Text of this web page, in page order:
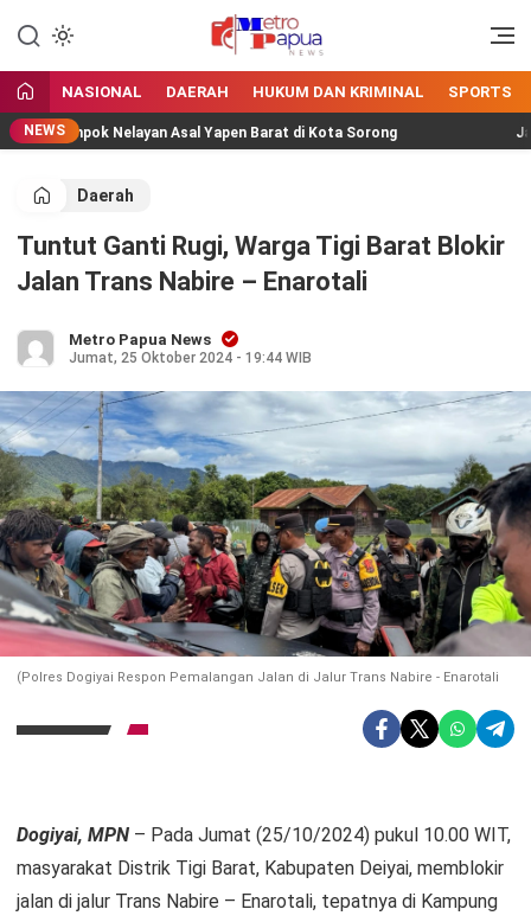
MetroPapua News
Jangan Gentar Bicara Benar
NASIONAL DAERAH HUKUM DAN KRIMINAL SPORTS
NEWS Nelayan Asal Yapen Barat di Kota Sorong Jaga
Daerah
Tuntut Ganti Rugi, Warga Tigi Barat Blokir
Jalan Trans Nabire – Enarotali
Metro Papua News
Jumat, 25 Oktober 2024 - 19:44 WIB
(Polres Dogiyai Respon Pemalangan Jalan di Jalur Trans Nabire - Enarotali
Dogiyai, MPN – Pada Jumat (25/10/2024) pukul 10.00 WIT,
masyarakat Distrik Tigi Barat, Kabupaten Deiyai, memblokir
jalan di jalur Trans Nabire – Enarotali, tepatnya di Kampung